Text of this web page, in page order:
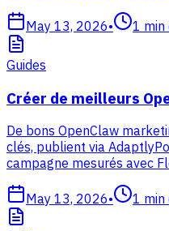
May 13, 2026• 1 min
Guides
Créer de meilleurs
De bons OpenClaw
clés, publient via
campagne mesurés avec
May 13, 2026• 1 min